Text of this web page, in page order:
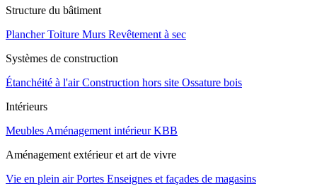
Structure du bâtiment
PlancherToiture Murs Revêtement à sec
Systèmes de construction
Étanchéité à l'airConstruction hors site Ossature bois
Intérieurs
Meubles Aménagement intérieurKBB
Aménagement extérieur et art de vivre
Vie en plein airPortes Enseignes et façades de magasins